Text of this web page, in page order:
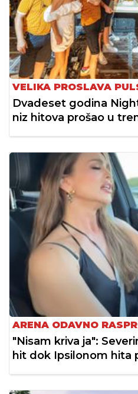
VELIKA PROSLAVA
Dvadeset godina
niz hitova prošao u
ARENA ODAVNO
"Nisam kriva ja":
hit dok Ipsilonom hita